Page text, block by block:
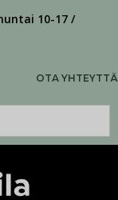
10-17 /
OTA YHTEYTTÄ